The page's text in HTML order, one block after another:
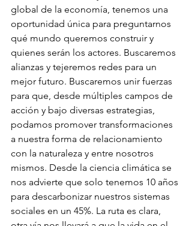
global de la economía, tenemos una
oportunidad única para preguntarnos
qué mundo queremos construir y
quienes serán los actores. Buscaremos
alianzas y tejeremos redes para un
mejor futuro. Buscaremos unir fuerzas
para que, desde múltiples campos de
acción y bajo diversas estrategias,
podamos promover transformaciones
a nuestra forma de relacionamiento
con la naturaleza y entre nosotros
mismos. Desde la ciencia climática se
nos advierte que solo tenemos 10 años
para descarbonizar nuestros sistemas
sociales en un 45%. La ruta es clara,